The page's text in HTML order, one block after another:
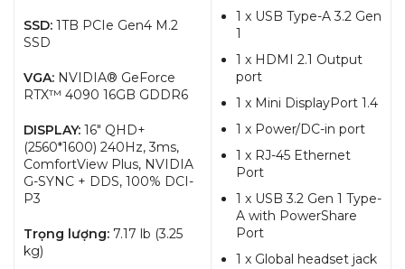
SSD: 1TB PCIe Gen4 M.2
SSD
VGA: NVIDIA® GeForce
RTX™ 4090 16GB GDDR6
DISPLAY: 16″ QHD+
(2560*1600) 240Hz, 3ms,
ComfortView Plus, NVIDIA
G-SYNC + DDS, 100% DCI-
P3
Trọng lượng: 7.17 lb (3.25
kg)
1 x USB Type-A 3.2 Gen
1
1 x HDMI 2.1 Output
port
1 x Mini DisplayPort 1.4
1 x Power/DC-in port
1 x RJ-45 Ethernet
Port
1 x USB 3.2 Gen 1 Type-
A with PowerShare
Port
1 x Global headset jack